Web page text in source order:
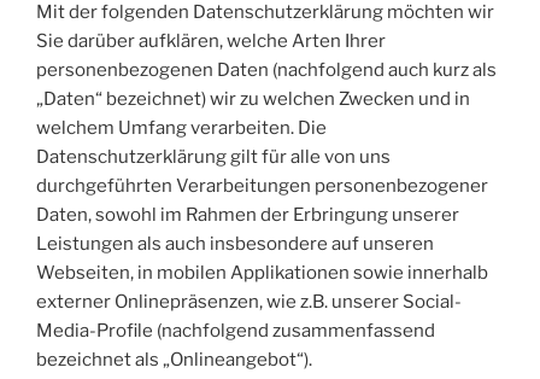
Mit der folgenden Datenschutzerklärung möchten wir
Sie darüber aufklären, welche Arten Ihrer
personenbezogenen Daten (nachfolgend auch kurz als
„Daten“ bezeichnet) wir zu welchen Zwecken und in
welchem Umfang verarbeiten. Die
Datenschutzerklärung gilt für alle von uns
durchgeführten Verarbeitungen personenbezogener
Daten, sowohl im Rahmen der Erbringung unserer
Leistungen als auch insbesondere auf unseren
Webseiten, in mobilen Applikationen sowie innerhalb
externer Onlinepräsenzen, wie z.B. unserer Social-
Media-Profile (nachfolgend zusammenfassend
bezeichnet als „Onlineangebot“).